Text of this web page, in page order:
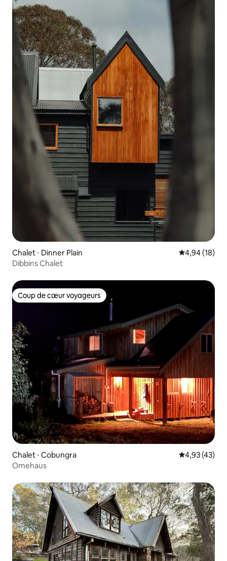
Chalet ⋅ Dinner Plain Évaluation
4,94 (18)
Dibbins Chalet
Coup de cœur voyageurs
Coup de cœur voyageurs
Chalet ⋅ Cobungra Évaluation
4,93 (43)
Omehaus